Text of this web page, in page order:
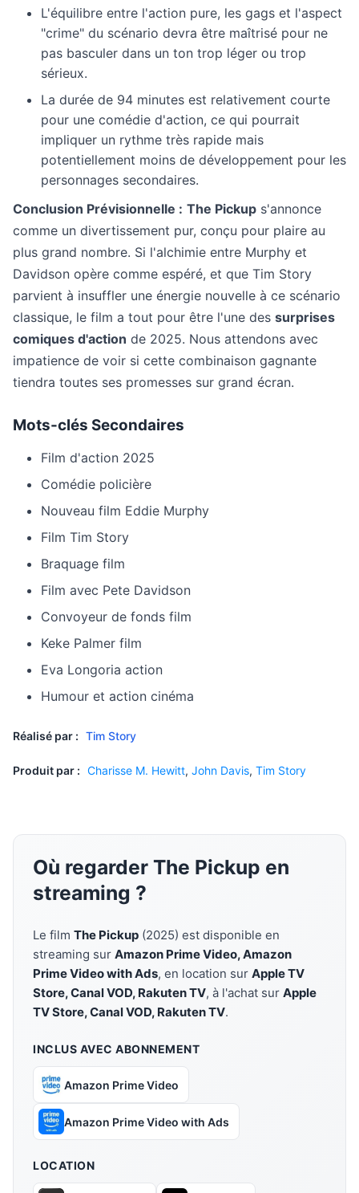
L'équilibre entre l'action pure, les gags et l'aspect
"crime" du scénario devra être maîtrisé pour ne
pas basculer dans un ton trop léger ou trop
sérieux.
La durée de 94 minutes est relativement courte
pour une comédie d'action, ce qui pourrait
impliquer un rythme très rapide mais
potentiellement moins de développement pour les
personnages secondaires.
Conclusion Prévisionnelle : The Pickup s'annonce
comme un divertissement pur, conçu pour plaire au
plus grand nombre. Si l'alchimie entre Murphy et
Davidson opère comme espéré, et que Tim Story
parvient à insuffler une énergie nouvelle à ce scénario
classique, le film a tout pour être l'une des surprises
comiques d'action de 2025. Nous attendons avec
impatience de voir si cette combinaison gagnante
tiendra toutes ses promesses sur grand écran.
Mots-clés Secondaires
Film d'action 2025
Comédie policière
Nouveau film Eddie Murphy
Film Tim Story
Braquage film
Film avec Pete Davidson
Convoyeur de fonds film
Keke Palmer film
Eva Longoria action
Humour et action cinéma
Réalisé par : Tim Story
Produit par : Charisse M. Hewitt, John Davis, Tim Story
Où regarder The Pickup en
streaming ?
Le film The Pickup (2025) est disponible en
streaming sur Amazon Prime Video, Amazon
Prime Video with Ads, en location sur Apple TV
Store, Canal VOD, Rakuten TV, à l'achat sur Apple
TV Store, Canal VOD, Rakuten TV.
INCLUS AVEC ABONNEMENT
Amazon Prime Video
Amazon Prime Video with Ads
LOCATION